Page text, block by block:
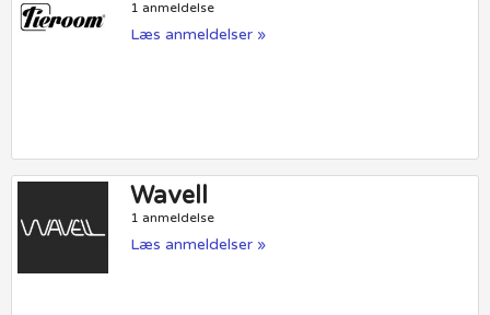
1 anmeldelse
Læs anmeldelser »
Wavell
1 anmeldelse
Læs anmeldelser »